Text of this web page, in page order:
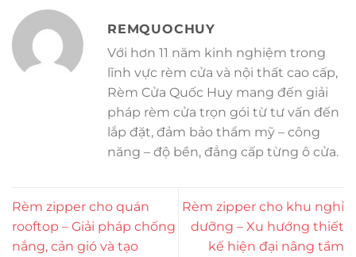
REMQUOCHUY
Với hơn 11 năm kinh nghiệm trong
lĩnh vực rèm cửa và nội thất cao cấp,
Rèm Cửa Quốc Huy mang đến giải
pháp rèm cửa trọn gói từ tư vấn đến
lắp đặt, đảm bảo thẩm mỹ – công
năng – độ bền, đẳng cấp từng ô cửa.
Rèm zipper cho quán
rooftop – Giải pháp chống
nắng, cản gió và tạo
Rèm zipper cho khu nghỉ
dưỡng – Xu hướng thiết
kế hiện đại nâng tầm